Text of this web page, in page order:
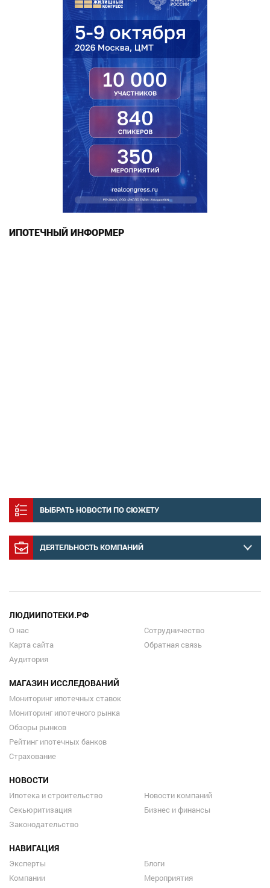
ИПОТЕЧНЫЙ ИНФОРМЕР
ВЫБРАТЬ НОВОСТИ ПО СЮЖЕТУ
ДЕЯТЕЛЬНОСТЬ КОМПАНИЙ
ЛЮДИИПОТЕКИ.РФ
О нас
Карта сайта
Аудитория
Сотрудничество
Обратная связь
МАГАЗИН ИССЛЕДОВАНИЙ
Мониторинг ипотечных ставок
Мониторинг ипотечного рынка
Обзоры рынков
Рейтинг ипотечных банков
Страхование
НОВОСТИ
Ипотека и строительство
Секьюритизация
Законодательство
Новости компаний
Бизнес и финансы
НАВИГАЦИЯ
Эксперты
Компании
Блоги
Мероприятия